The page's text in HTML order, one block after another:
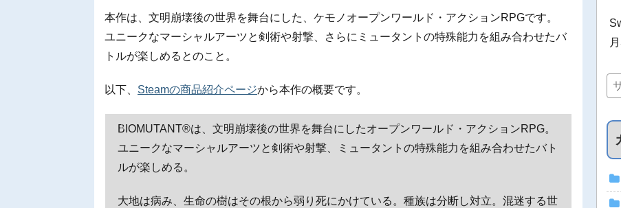
本作は、文明崩壊後の世界を舞台にした、ケモノオープンワールド・アクションRPGです。
ユニークなマーシャルアーツと剣術や射撃、さらにミュータントの特殊能力を組み合わせたバ
トルが楽しめるとのこと。
以下、 Steamの商品紹介ページから本作の概要です。
BIOMUTANT®は、文明崩壊後の世界を舞台にしたオープンワールド・アクションRPG。
ユニークなマーシャルアーツと剣術や射撃、ミュータントの特殊能力を組み合わせたバト
ルが楽しめる。
大地は病み、生命の樹はその根から弱り死にかけている。種族は分断し対立。混迷する世